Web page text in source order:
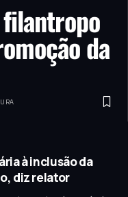
da
à inclusão da
diz relator